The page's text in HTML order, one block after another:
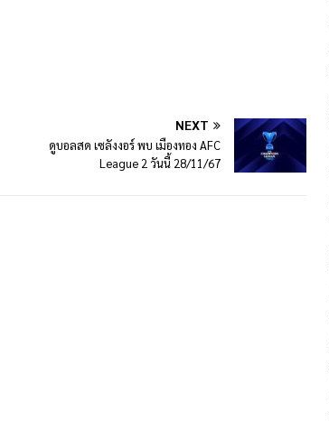
NEXT
ดูบอลสด เซลังงอร์ พบ เมืองทอง AFC
League 2 วันนี้ 28/11/67